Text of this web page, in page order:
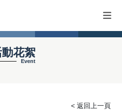
花絮
Event
< 返回上一頁